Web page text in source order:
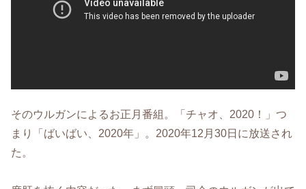
そのウルガンによるお正月番組。「チャオ、2020！」つ
まり「ばいばい、2020年」。2020年12月30日に放送され
た。